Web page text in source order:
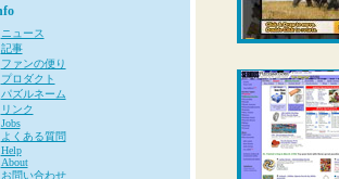
ニュース
記事
ファンの便り
プロダクト
パズルネーム
リンク
Jobs
よくある質問
Help
About
お問い合わせ